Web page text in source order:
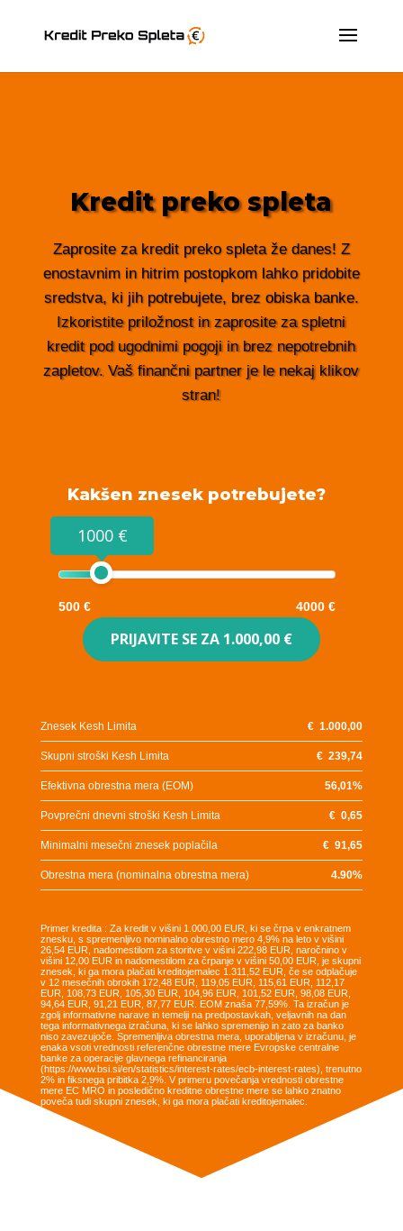
Kredit preko spleta
Zaprosite za kredit preko spleta že danes! Z
enostavnim in hitrim postopkom lahko pridobite
sredstva, ki jih potrebujete, brez obiska banke.
Izkoristite priložnost in zaprosite za spletni
kredit pod ugodnimi pogoji in brez nepotrebnih
zapletov. Vaš finančni partner je le nekaj klikov
stran!
Kakšen znesek potrebujete?
1000 €
500 € 4000 €
PRIJAVITE SE ZA 1.000,00 €
Znesek Kesh Limita €1.000,00
Skupni stroški Kesh Limita €239,74
Efektivna obrestna mera (EOM) 56,01%
Povprečni dnevni stroški Kesh Limita €0,65
Minimalni mesečni znesek poplačila €91,65
Obrestna mera (nominalna obrestna mera) 4.90%
Primer kredita : Za kredit v višini 1.000,00 EUR, ki se črpa v enkratnem
znesku, s spremenljivo nominalno obrestno mero 4,9% na leto v višini
26,54 EUR, nadomestilom za storitve v višini 222,98 EUR, naročnino v
višini 12,00 EUR in nadomestilom za črpanje v višini 50,00 EUR, je skupni
znesek, ki ga mora plačati kreditojemalec 1.311,52 EUR, če se odplačuje
v 12 mesečnih obrokih 172,48 EUR, 119,05 EUR, 115,61 EUR, 112,17
EUR, 108,73 EUR, 105,30 EUR, 104,96 EUR, 101,52 EUR, 98,08 EUR,
94,64 EUR, 91,21 EUR, 87,77 EUR. EOM znaša 77,59%. Ta izračun je
zgolj informativne narave in temelji na predpostavkah, veljavnih na dan
tega informativnega izračuna, ki se lahko spremenijo in zato za banko
niso zavezujoče. Spremenljiva obrestna mera, uporabljena v izračunu, je
enaka vsoti vrednosti referenčne obrestne mere Evropske centralne
banke za operacije glavnega refinanciranja
(https://www.bsi.si/en/statistics/interest-rates/ecb-interest-rates), trenutno
2% in fiksnega pribitka 2,9%. V primeru povečanja vrednosti obrestne
mere EC MRO in posledično kreditne obrestne mere se lahko znatno
poveča tudi skupni znesek, ki ga mora plačati kreditojemalec.